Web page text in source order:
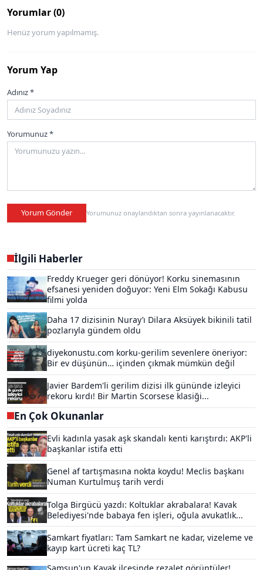
Yorumlar (0)
Henüz yorum yapılmamış.
Yorum Yap
Adınız *
Yorumunuz *
Yorum Gönder Yorumunuz onaylandıktan sonra yayınlanacaktır.
İlgili Haberler
Freddy Krueger geri dönüyor! Korku sinemasının
efsanesi yeniden doğuyor: Yeni Elm Sokağı Kabusu
filmi yolda
Daha 17 dizisinin Nuray’ı Dilara Aksüyek bikinili tatil
pozlarıyla gündem oldu
diyekonustu.com korku-gerilim sevenlere öneriyor:
Bir ev düşünün… içinden çıkmak mümkün değil
Javier Bardem'li gerilim dizisi ilk gününde izleyici
rekoru kırdı! Bir Martin Scorsese klasiği...
En Çok Okunanlar
Evli kadınla yasak aşk skandalı kenti karıştırdı: AKP'li
başkanlar istifa etti
Genel af tartışmasına nokta koydu! Meclis başkanı
Numan Kurtulmuş tarih verdi
Tolga Birgücü yazdı: Koltuklar akrabalara! Kavak
Belediyesi'nde babaya fen işleri, oğula avukatlık...
Samkart fiyatları: Tam Samkart ne kadar, vizeleme ve
kayıp kart ücreti kaç TL?